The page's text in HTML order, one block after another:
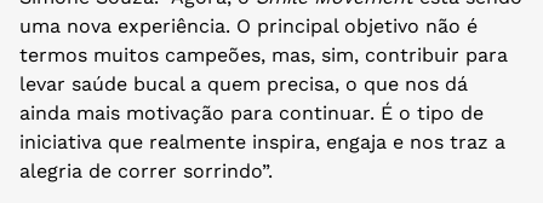
uma nova experiência. O principal objetivo não é
termos muitos campeões, mas, sim, contribuir para
levar saúde bucal a quem precisa, o que nos dá
ainda mais motivação para continuar. É o tipo de
iniciativa que realmente inspira, engaja e nos traz a
alegria de correr sorrindo”.